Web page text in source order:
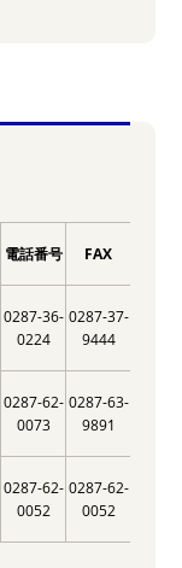
電話番号 FAX
0287-36-
0224
0287-37-
9444
0287-62-
0073
0287-63-
9891
0287-62-
0052
0287-62-
0052